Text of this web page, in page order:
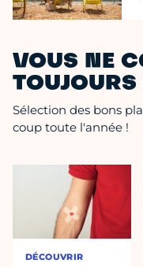
VOUS NE
TOUJOURS
Sélection des bons
coup toute l'année !
DÉCOUVRIR